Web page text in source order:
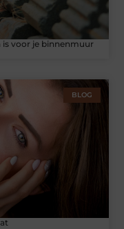
is voor je binnenmuur
BLOG